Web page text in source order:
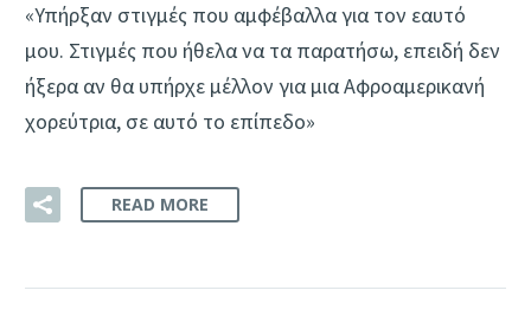
«Υπήρξαν στιγμές που αμφέβαλλα για τον εαυτό
μου. Στιγμές που ήθελα να τα παρατήσω, επειδή δεν
ήξερα αν θα υπήρχε μέλλον για μια Αφροαμερικανή
χορεύτρια, σε αυτό το επίπεδο»
READ MORE